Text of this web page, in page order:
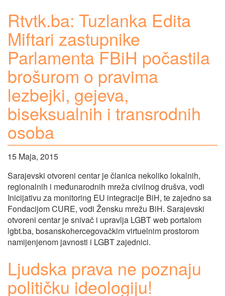
Rtvtk.ba: Tuzlanka Edita
Miftari zastupnike
Parlamenta FBiH počastila
brošurom o pravima
lezbejki, gejeva,
biseksualnih i transrodnih
osoba
15 Maja, 2015
Sarajevski otvoreni centar je članica nekoliko lokalnih,
regionalnih i međunarodnih mreža civilnog drušva, vodi
Inicijativu za monitoring EU integracije BiH, te zajedno sa
Fondacijom CURE, vodi Žensku mrežu BiH. Sarajevski
otvoreni centar je snivač i upravlja LGBT web portalom
lgbt.ba, bosanskohercegovačkim virtuelnim prostorom
namijenjenom javnosti i LGBT zajednici.
Ljudska prava ne poznaju
političku ideologiju!